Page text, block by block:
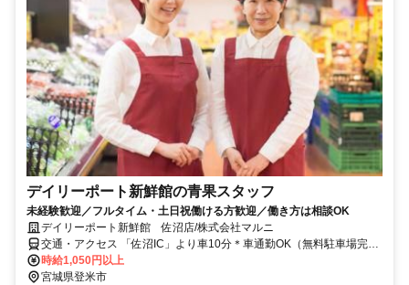
デイリーポート新鮮館の青果スタッフ
未経験歓迎／フルタイム・土日祝働ける方歓迎／働き方は相談OK
デイリーポート新鮮館 佐沼店/株式会社マルニ
交通・アクセス 「佐沼IC」より車10分＊車通勤OK（無料駐車場完
備）
時給1,050円以上
宮城県登米市